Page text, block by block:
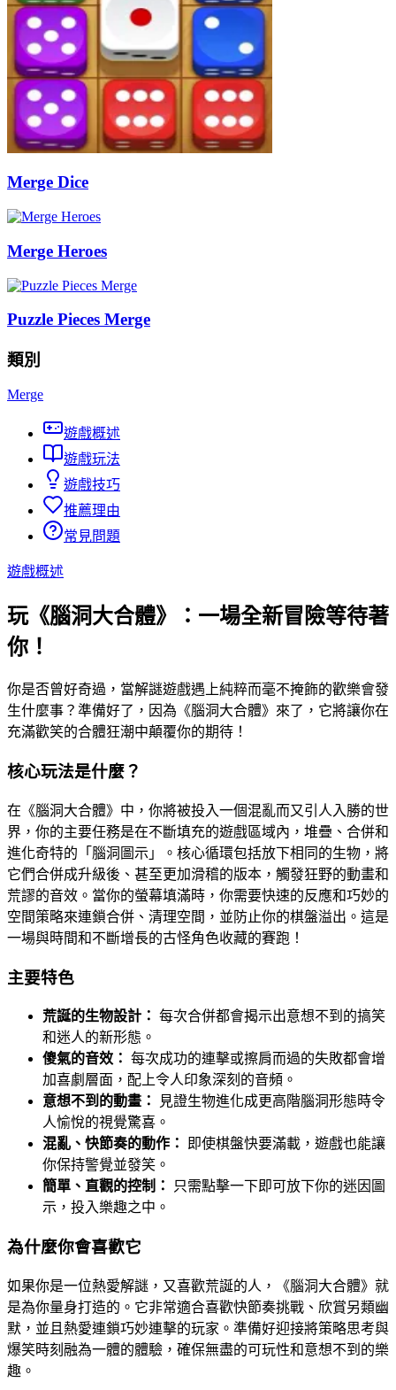
Merge Dice
Merge Heroes
Puzzle Pieces Merge
類別
Merge
遊戲概述
遊戲玩法
遊戲技巧
推薦理由
常見問題
遊戲概述
玩《腦洞大合體》：一場全新冒險等待著
你！
你是否曾好奇過，當解謎遊戲遇上純粹而毫不掩飾的歡樂會發
生什麼事？準備好了，因為《腦洞大合體》來了，它將讓你在
充滿歡笑的合體狂潮中顛覆你的期待！
核心玩法是什麼？
在《腦洞大合體》中，你將被投入一個混亂而又引人入勝的世
界，你的主要任務是在不斷填充的遊戲區域內，堆疊、合併和
進化奇特的「腦洞圖示」。核心循環包括放下相同的生物，將
它們合併成升級後、甚至更加滑稽的版本，觸發狂野的動畫和
荒謬的音效。當你的螢幕填滿時，你需要快速的反應和巧妙的
空間策略來連鎖合併、清理空間，並防止你的棋盤溢出。這是
一場與時間和不斷增長的古怪角色收藏的賽跑！
主要特色
荒誕的生物設計： 每次合併都會揭示出意想不到的搞笑
和迷人的新形態。
傻氣的音效： 每次成功的連擊或擦肩而過的失敗都會增
加喜劇層面，配上令人印象深刻的音頻。
意想不到的動畫：
見證生物進化成更高階腦洞形態時令
人愉悅的視覺驚喜。
混亂、快節奏的動作：
即使棋盤快要滿載，遊戲也能讓
你保持警覺並發笑。
簡單、直觀的控制：
只需點擊一下即可放下你的迷因圖
示，投入樂趣之中。
為什麼你會喜歡它
如果你是一位熱愛解謎，又喜歡荒誕的人，《腦洞大合體》就
是為你量身打造的。它非常適合喜歡快節奏挑戰、欣賞另類幽
默，並且熱愛連鎖巧妙連擊的玩家。準備好迎接將策略思考與
爆笑時刻融為一體的體驗，確保無盡的可玩性和意想不到的樂
趣。